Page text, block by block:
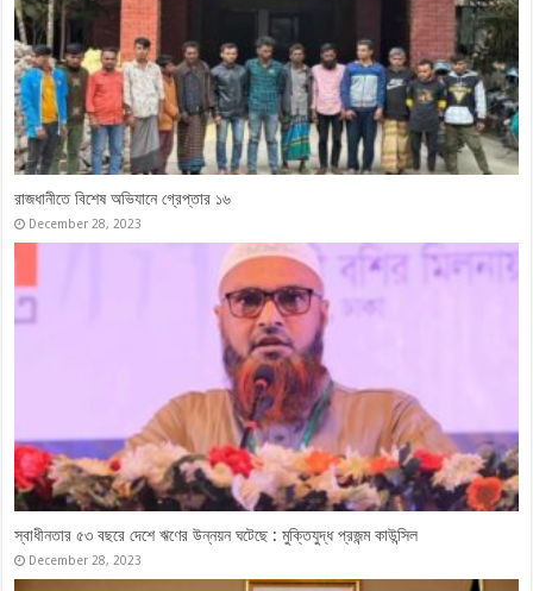
ওবায়দুল কাদেরসহ ৭ নেতার মামলার সাক্ষ্যগ্রহণ শেষ, যুক্তিতর্ক ১৭ মে
April 27, 2026
ভারতবিরোধী ‘কঠোর অবস্থান’ থেকে সরতে চায় বিএনপি
May 18, 2024